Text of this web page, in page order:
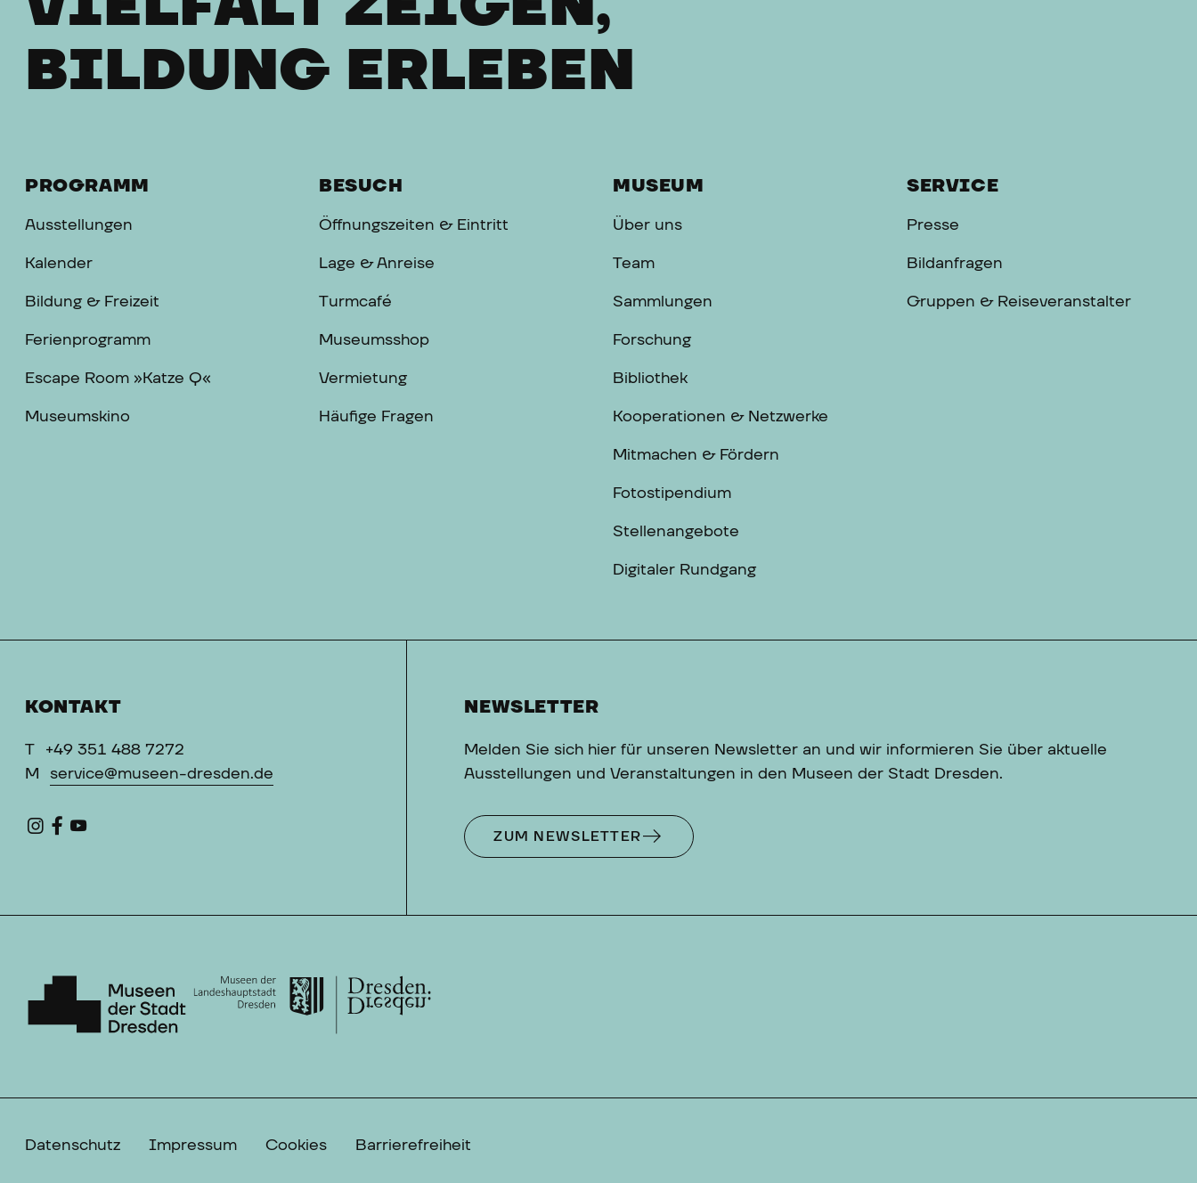
BILDUNG ERLEBEN
PROGRAMM
Ausstellungen
Kalender
Bildung & Freizeit
Ferienprogramm
Escape Room »Katze Q«
Museumskino
BESUCH
Öffnungszeiten & Eintritt
Lage & Anreise
Turmcafé
Museumsshop
Vermietung
Häufige Fragen
MUSEUM
Über uns
Team
Sammlungen
Forschung
Bibliothek
Kooperationen & Netzwerke
Mitmachen & Fördern
Fotostipendium
Stellenangebote
Digitaler Rundgang
SERVICE
Presse
Bildanfragen
Gruppen & Reiseveranstalter
KONTAKT
T
+49 351 488 7272
M
service@museen-dresden.de
NEWSLETTER
Melden Sie sich hier für unseren Newsletter an und wir informieren Sie über aktuelle
Ausstellungen und Veranstaltungen in den Museen der Stadt Dresden.
ZUM NEWSLETTER
Datenschutz Impressum Cookies Barrierefreiheit